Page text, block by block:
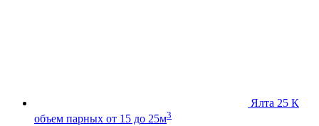
Ялта 25 К
объем парных от 15 до 25м3